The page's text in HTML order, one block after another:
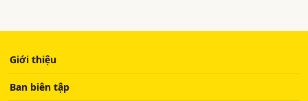
Giới thiệu
Ban biên tập